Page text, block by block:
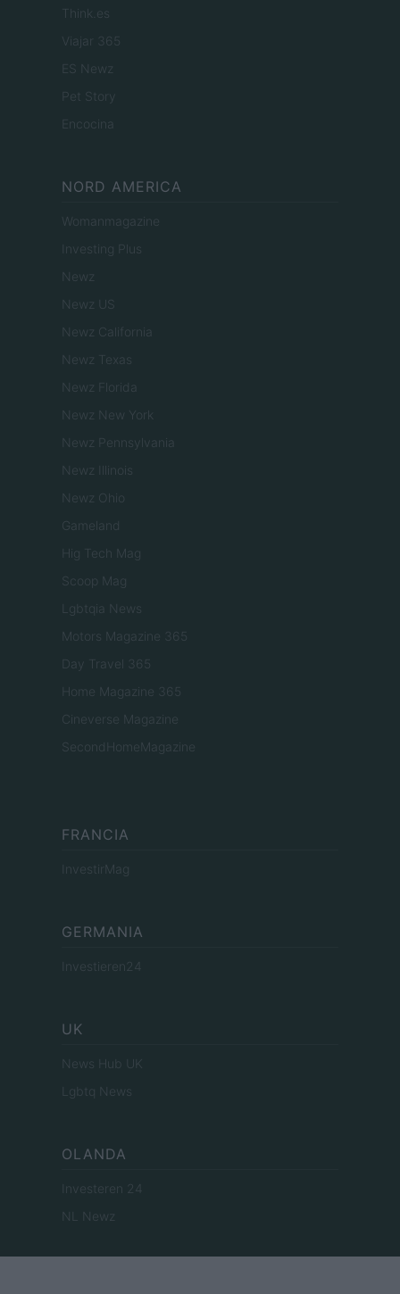
Think.es
Viajar 365
ES Newz
Pet Story
Encocina
NORD AMERICA
Womanmagazine
Investing Plus
Newz
Newz US
Newz California
Newz Texas
Newz Florida
Newz New York
Newz Pennsylvania
Newz Illinois
Newz Ohio
Gameland
Hig Tech Mag
Scoop Mag
Lgbtqia News
Motors Magazine 365
Day Travel 365
Home Magazine 365
Cineverse Magazine
SecondHomeMagazine
FRANCIA
InvestirMag
GERMANIA
Investieren24
UK
News Hub UK
Lgbtq News
OLANDA
Investeren 24
NL Newz